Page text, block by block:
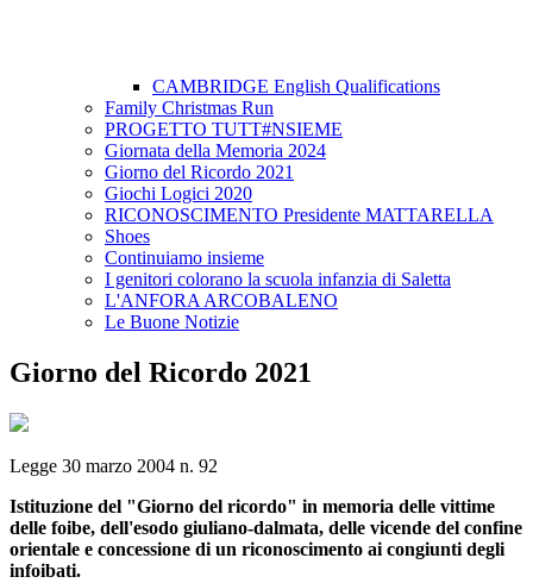
CAMBRIDGE English Qualifications
Family Christmas Run
PROGETTO TUTT#NSIEME
Giornata della Memoria 2024
Giorno del Ricordo 2021
Giochi Logici 2020
RICONOSCIMENTO Presidente MATTARELLA
Shoes
Continuiamo insieme
I genitori colorano la scuola infanzia di Saletta
L'ANFORA ARCOBALENO
Le Buone Notizie
Giorno del Ricordo 2021
Legge 30 marzo 2004 n. 92
Istituzione del "Giorno del ricordo" in memoria delle vittime
delle foibe, dell'esodo giuliano-dalmata, delle vicende del confine
orientale e concessione di un riconoscimento ai congiunti degli
infoibati.